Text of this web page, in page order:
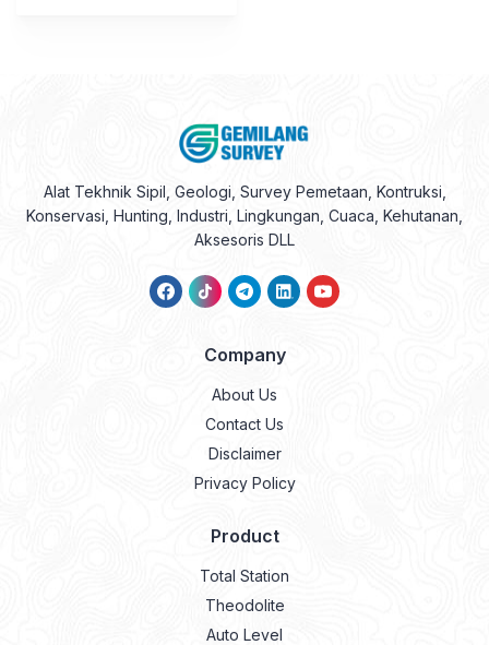
Alat Tekhnik Sipil, Geologi, Survey Pemetaan, Kontruksi,
Konservasi, Hunting, Industri, Lingkungan, Cuaca, Kehutanan,
Aksesoris DLL
Company
About Us
Contact Us
Disclaimer
Privacy Policy
Product
Total Station
Theodolite
Auto Level